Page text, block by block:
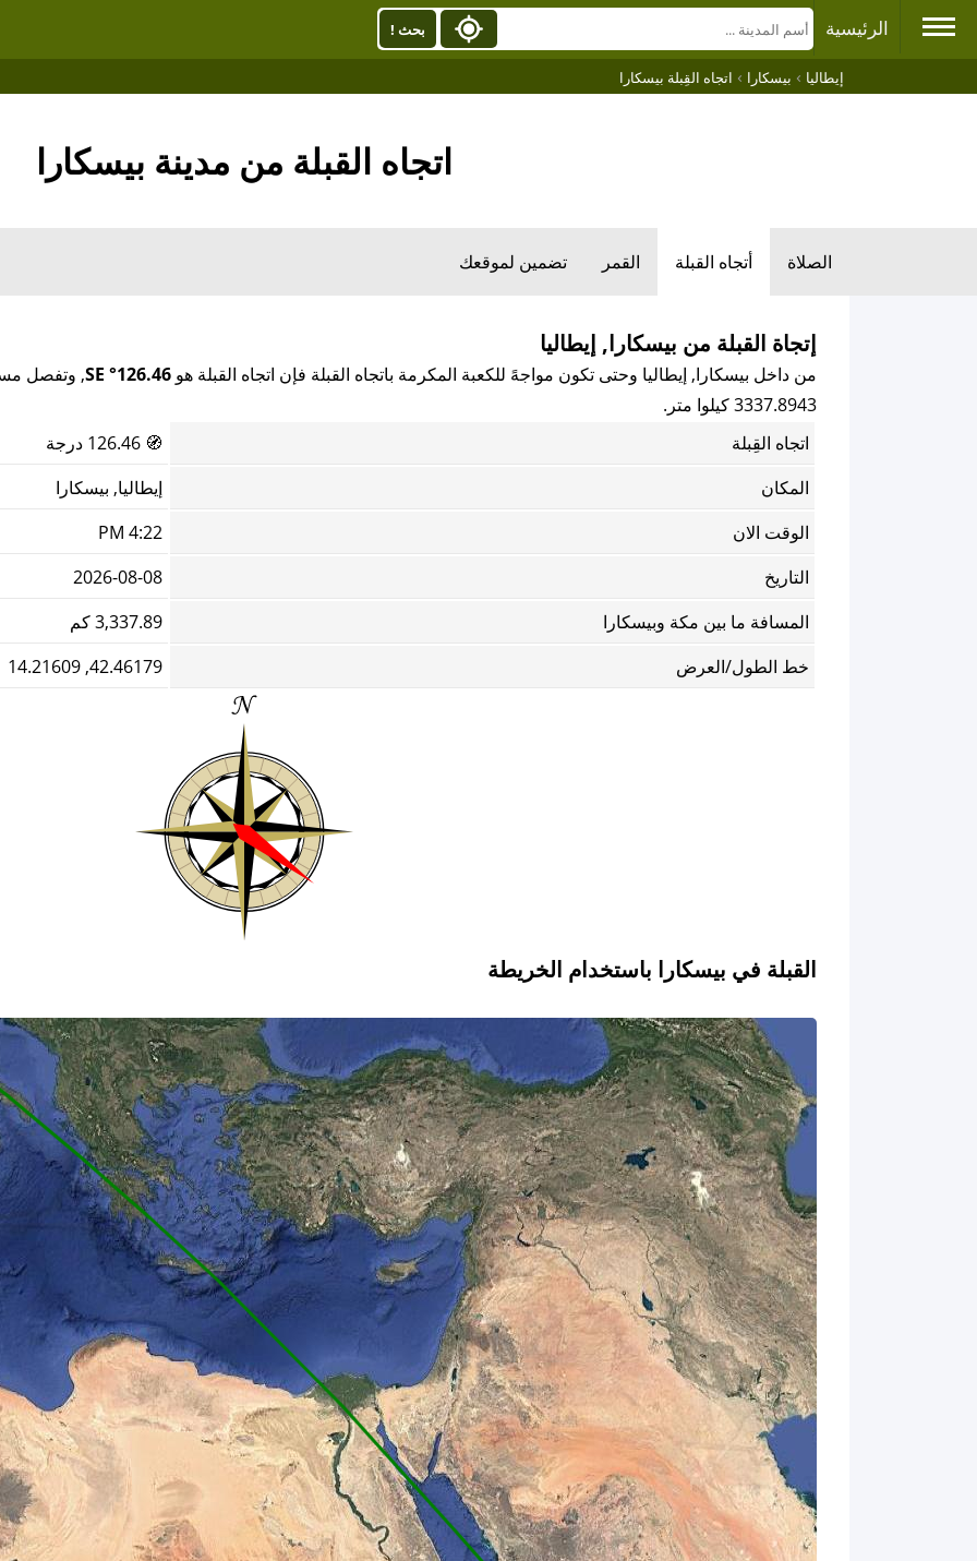
الرئيسية بحث !
إيطاليا › بيسكارا › اتجاه القِبلة بيسكارا
اتجاه القبلة من مدينة بيسكارا
الصلاة أتجاه القبلة القمر تضمين لموقعك
إتجاة القبلة من بيسكارا, إيطاليا
من داخل بيسكارا, إيطاليا وحتى تكون مواجهً للكعبة المكرمة باتجاه القبلة فإن اتجاه القبلة هو 126.46° SE
, وتفصل
3337.8943 كيلوا متر.
اتجاه القِبلة
🧭
المكان
إيطاليا, بيسكارا
الوقت الان
4:22 PM
التاريخ
2026-08-08
المسافة ما بين مكة وبيسكارا
3,337.89 كم
خط الطول/العرض
42.46179, 14.21609
القبلة في بيسكارا باستخدام الخريطة